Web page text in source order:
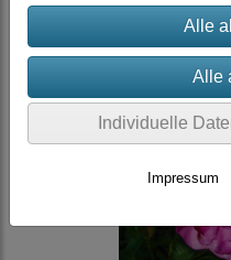
Individuelle
Impressum